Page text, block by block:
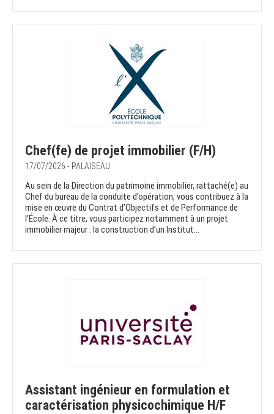
Chef(fe) de projet immobilier (F/H)
17/07/2026 - PALAISEAU
Au sein de la Direction du patrimoine immobilier, rattaché(e) au
Chef du bureau de la conduite d’opération, vous contribuez à la
mise en œuvre du Contrat d’Objectifs et de Performance de
l’École. À ce titre, vous participez notamment à un projet
immobilier majeur : la construction d’un Institut...
Assistant ingénieur en formulation et
caractérisation physicochimique H/F